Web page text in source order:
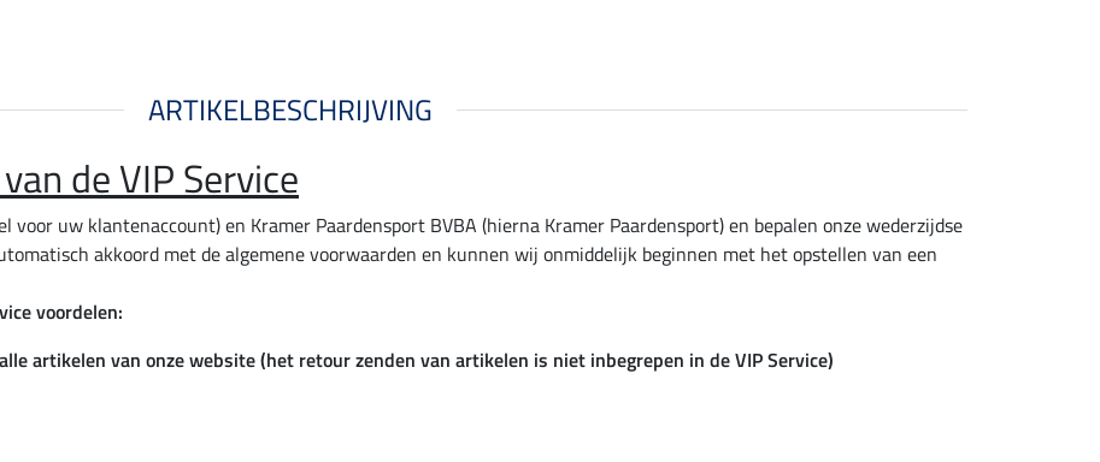
ARTIKELBESCHRIJVING
de VIP Service
voor uw klantenaccount) en Kramer Paardensport BVBA (hierna Kramer Paardensport) en bepalen onze wederzijdse
akkoord met de algemene voorwaarden en kunnen wij onmiddelijk beginnen met het opstellen van een
voordelen:
artikelen van onze website (het retour zenden van artikelen is niet inbegrepen in de VIP Service)